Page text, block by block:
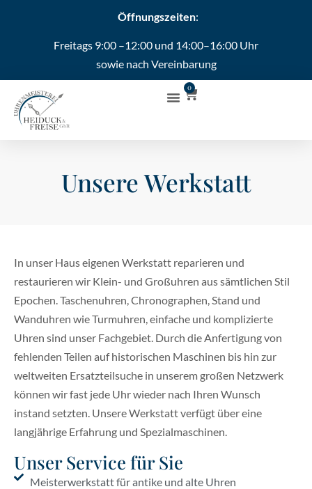
Öffnungszeiten:
Freitags 9:00 –12:00 und 14:00–16:00 Uhr
sowie nach Vereinbarung
0
Unsere Werkstatt
In unser Haus eigenen Werkstatt reparieren und
restaurieren wir Klein- und Großuhren aus sämtlichen Stil
Epochen. Taschenuhren, Chronographen, Stand und
Wanduhren wie Turmuhren, einfache und komplizierte
Uhren sind unser Fachgebiet. Durch die Anfertigung von
fehlenden Teilen auf historischen Maschinen bis hin zur
weltweiten Ersatzteilsuche in unserem großen Netzwerk
können wir fast jede Uhr wieder nach Ihren Wunsch
instand setzten. Unsere Werkstatt verfügt über eine
langjährige Erfahrung und Spezialmaschinen.
Unser Service für Sie
Meisterwerkstatt für antike und alte Uhren